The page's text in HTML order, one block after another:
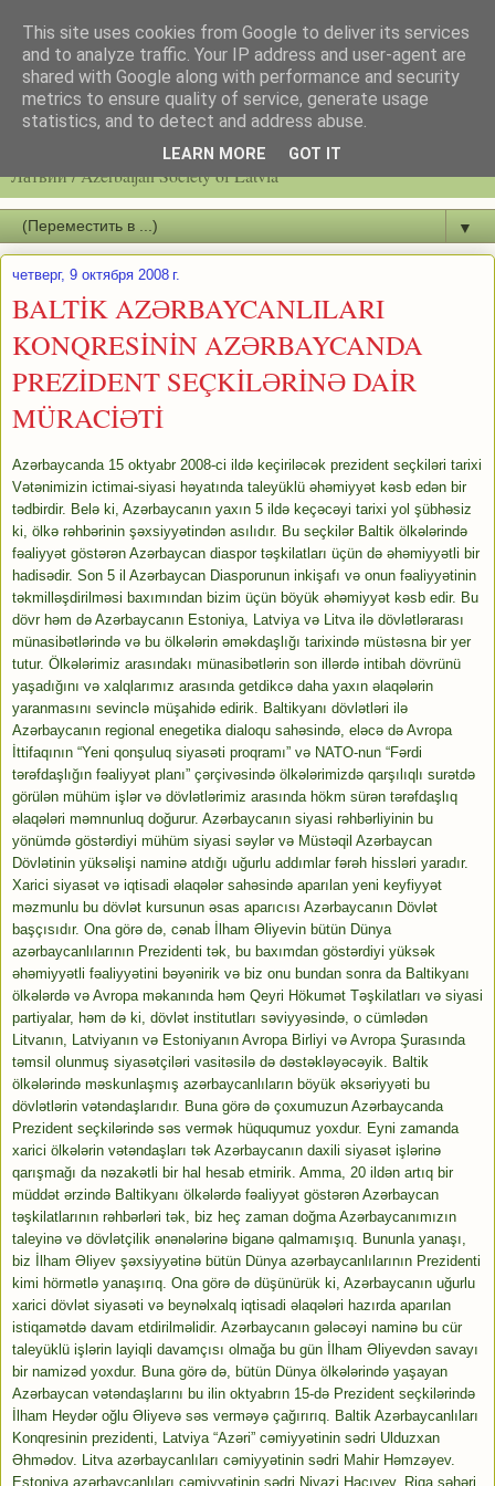
Latvijas azerbaidžāņu biedrību / Общество азербайджанцев
Латвии / Azerbaijan Society of Latvia
▼
четверг, 9 октября 2008 г.
BALTİK AZƏRBAYCANLILARI
KONQRESİNİN AZƏRBAYCANDA
PREZİDENT SEÇKİLƏRİNƏ DAİR
MÜRACİƏTİ
Azərbaycanda 15 oktyabr 2008-ci ildə keçiriləcək prezident seçkiləri tarixi
Vətənimizin ictimai-siyasi həyatında taleyüklü əhəmiyyət kəsb edən bir
tədbirdir. Belə ki, Azərbaycanın yaxın 5 ildə keçəcəyi tarixi yol şübhəsiz
ki, ölkə rəhbərinin şəxsiyyətindən asılıdır. Bu seçkilər Baltik ölkələrində
fəaliyyət göstərən Azərbaycan diaspor təşkilatları üçün də əhəmiyyətli bir
hadisədir. Son 5 il Azərbaycan Diasporunun inkişafı və onun fəaliyyətinin
təkmilləşdirilməsi baxımından bizim üçün böyük əhəmiyyət kəsb edir. Bu
dövr həm də Azərbaycanın Estoniya, Latviya və Litva ilə dövlətlərarası
münasibətlərində və bu ölkələrin əməkdaşlığı tarixində müstəsna bir yer
tutur. Ölkələrimiz arasındakı münasibətlərin son illərdə intibah dövrünü
yaşadığını və xalqlarımız arasında getdikcə daha yaxın əlaqələrin
yaranmasını sevinclə müşahidə edirik. Baltikyanı dövlətləri ilə
Azərbaycanın regional enegetika dialoqu sahəsində, eləcə də Avropa
İttifaqının “Yeni qonşuluq siyasəti proqramı” və NATO-nun “Fərdi
tərəfdaşlığın fəaliyyət planı” çərçivəsində ölkələrimizdə qarşılıqlı surətdə
görülən mühüm işlər və dövlətlərimiz arasında hökm sürən tərəfdaşlıq
əlaqələri məmnunluq doğurur. Azərbaycanın siyasi rəhbərliyinin bu
yönümdə göstərdiyi mühüm siyasi səylər və Müstəqil Azərbaycan
Dövlətinin yüksəlişi naminə atdığı uğurlu addımlar fərəh hissləri yaradır.
Xarici siyasət və iqtisadi əlaqələr sahəsində aparılan yeni keyfiyyət
məzmunlu bu dövlət kursunun əsas aparıcısı Azərbaycanın Dövlət
başçısıdır. Ona görə də, cənab İlham Əliyevin bütün Dünya
azərbaycanlılarının Prezidenti tək, bu baxımdan göstərdiyi yüksək
əhəmiyyətli fəaliyyətini bəyənirik və biz onu bundan sonra da Baltikyanı
ölkələrdə və Avropa məkanında həm Qeyri Hökumət Təşkilatları və siyasi
partiyalar, həm də ki, dövlət institutları səviyyəsində, o cümlədən
Litvanın, Latviyanın və Estoniyanın Avropa Birliyi və Avropa Şurasında
təmsil olunmuş siyasətçiləri vasitəsilə də dəstəkləyəcəyik. Baltik
ölkələrində məskunlaşmış azərbaycanlıların böyük əksəriyyəti bu
dövlətlərin vətəndaşlarıdır. Buna görə də çoxumuzun Azərbaycanda
Prezident seçkilərində səs vermək hüququmuz yoxdur. Eyni zamanda
xarici ölkələrin vətəndaşları tək Azərbaycanın daxili siyasət işlərinə
qarışmağı da nəzakətli bir hal hesab etmirik. Amma, 20 ildən artıq bir
müddət ərzində Baltikyanı ölkələrdə fəaliyyət göstərən Azərbaycan
təşkilatlarının rəhbərləri tək, biz heç zaman doğma Azərbaycanımızın
taleyinə və dövlətçilik ənənələrinə biganə qalmamışıq. Bununla yanaşı,
biz İlham Əliyev şəxsiyyətinə bütün Dünya azərbaycanlılarının Prezidenti
kimi hörmətlə yanaşırıq. Ona görə də düşünürük ki, Azərbaycanın uğurlu
xarici dövlət siyasəti və beynəlxalq iqtisadi əlaqələri hazırda aparılan
istiqamətdə davam etdirilməlidir. Azərbaycanın gələcəyi naminə bu cür
taleyüklü işlərin layiqli davamçısı olmağa bu gün İlham Əliyevdən savayı
bir namizəd yoxdur. Buna görə də, bütün Dünya ölkələrində yaşayan
Azərbaycan vətəndaşlarını bu ilin oktyabrın 15-də Prezident seçkilərində
İlham Heydər oğlu Əliyevə səs verməyə çağırırıq. Baltik Azərbaycanlıları
Konqresinin prezidenti, Latviya “Azəri” cəmiyyətinin sədri Ulduzxan
Əhmədov. Litva azərbaycanlıları cəmiyyətinin sədri Mahir Həmzəyev.
Estoniya azərbaycanlıları cəmiyyətinin sədri Niyazi Hacıyev. Riqa şəhəri,
This site uses cookies from Google to deliver its services
and to analyze traffic. Your IP address and user-agent are
shared with Google along with performance and security
metrics to ensure quality of service, generate usage
statistics, and to detect and address abuse.
LEARN MORE GOT IT